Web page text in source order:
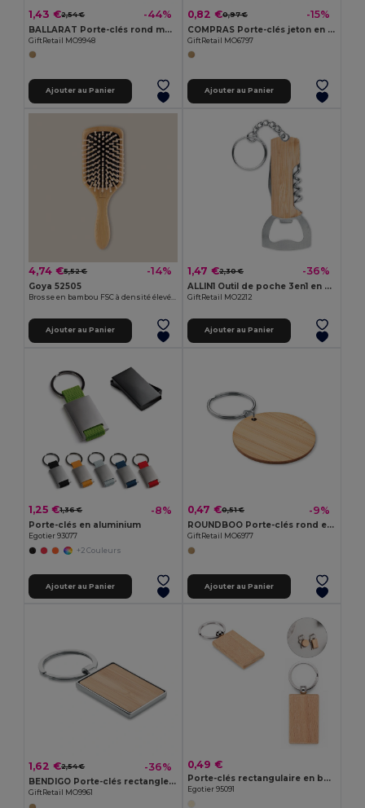
1,43 €2,54 € -44%
BALLARAT Porte-clés rond métal bambou
GiftRetail MO9948
Ajouter au Panier
0,82 €0,97 € -15%
COMPRAS Porte-clés jeton en bambou
GiftRetail MO6797
Ajouter au Panier
4,74 €5,52 € -14%
Goya 52505
Ajouter au Panier
1,47 €2,30 € -36%
ALLIN1 Outil de poche 3en1 en bambou
GiftRetail MO2212
Ajouter au Panier
1,25 €1,36 € -8%
Porte-clés en aluminium
Egotier 93077
+2 Couleurs
Ajouter au Panier
0,47 €0,51 € -9%
ROUNDBOO Porte-clés rond en bambou
GiftRetail MO6977
Ajouter au Panier
1,62 €2,54 € -36%
BENDIGO Porte-clés rectangle en bambou
GiftRetail MO9961
0,49 €
Porte-clés rectangulaire en bois de hêtre
Egotier 95091